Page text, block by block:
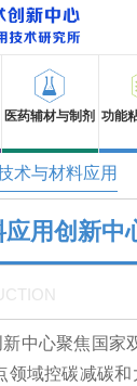
医药辅材与制剂 功能
术与材料应用
用创新中
中心聚焦国家
领域控碳减碳和